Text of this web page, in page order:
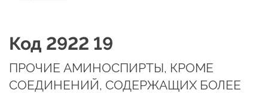
Код 2922 19
ПРОЧИЕ АМИНОСПИРТЫ, КРОМЕ
СОЕДИНЕНИЙ, СОДЕРЖАЩИХ БОЛЕЕ